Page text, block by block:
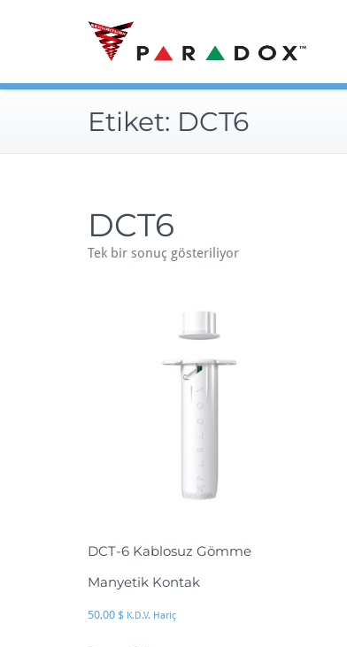
Etiket: DCT6
DCT6
Tek bir sonuç gösteriliyor
DCT-6 Kablosuz Gömme
Manyetik Kontak
50,00 $ K.D.V. Hariç